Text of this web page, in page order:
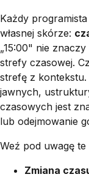
Każdy
własnej skórze:
„15:00" nie
strefy czasowej.
strefę z
jawnych,
czasowych jest
lub odejmowanie
Weź pod uwagę te
Zmiana